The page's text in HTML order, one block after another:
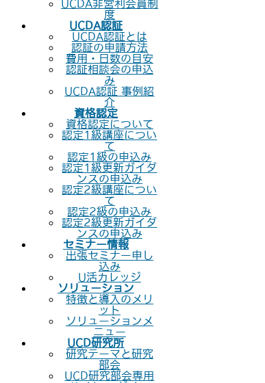
UCDA非営利会員制
度
UCDA認証
UCDA認証とは
認証の申請方法
費用・日数の目安
認証相談会の申込
み
UCDA認証 事例紹
介
資格認定
資格認定について
認定1級講座につい
て
認定1級の申込み
認定1級更新ガイダ
ンスの申込み
認定2級講座につい
て
認定2級の申込み
認定2級更新ガイダ
ンスの申込み
セミナー情報
出張セミナー申し
込み
U活カレッジ
ソリューション
特徴と導入のメリ
ット
ソリューションメ
ニュー
UCD研究所
研究テーマと研究
部会
UCD研究部会専用